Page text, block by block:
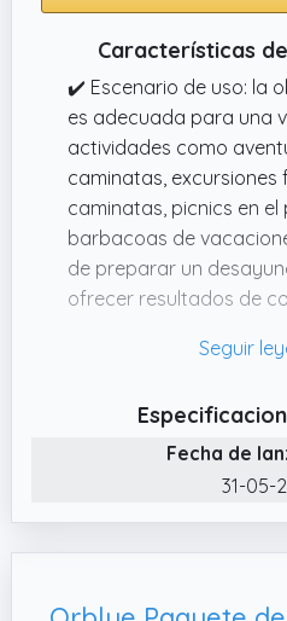
Características
✔️ Escenario de uso: la
es adecuada para una
actividades como
caminatas, excursiones
caminatas, picnics en
barbacoas de
de preparar un
ofrecer resultados de
compañero ideal para
acampar: el juego de
para camping está
inoxidable 304 de alta
plano, 2 platos, 2 vasos
Fecha de
31-05-